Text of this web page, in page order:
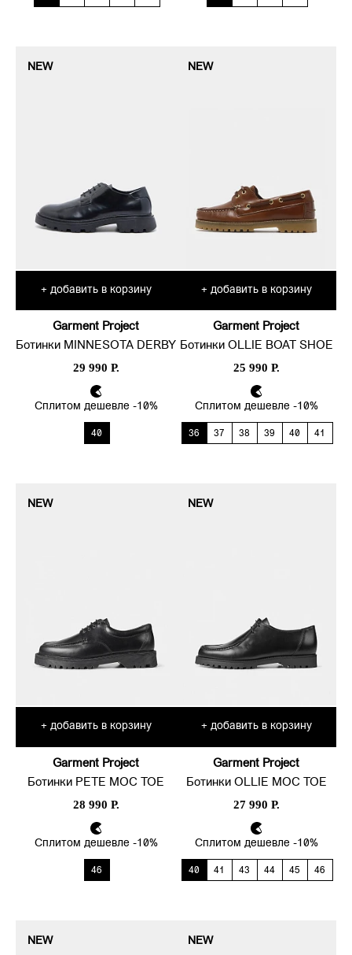
NEW
+ добавить в корзину
Garment Project
Ботинки MINNESOTA DERBY
29 990 Р.
Сплитом дешевле -10%
40
NEW
+ добавить в корзину
Garment Project
Ботинки OLLIE BOAT SHOE
25 990 Р.
Сплитом дешевле -10%
36 37 38 39 40 41
NEW
+ добавить в корзину
Garment Project
Ботинки PETE MOC TOE
28 990 Р.
Сплитом дешевле -10%
46
NEW
+ добавить в корзину
Garment Project
Ботинки OLLIE MOC TOE
27 990 Р.
Сплитом дешевле -10%
40 41 43 44 45 46
NEW NEW